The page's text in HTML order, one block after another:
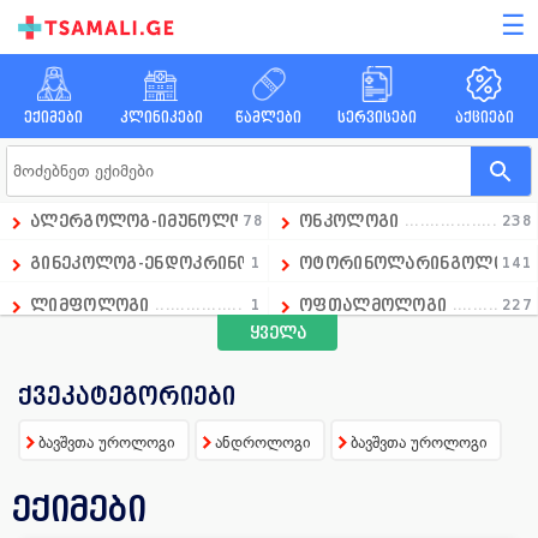
☰
ექიმები კლინიკები წამლები სერვისები აქციები
ალერგოლოგ-იმუნოლოგი
78
გინეკოლოგ-ენდოკრინოლოგი
1
ლიმფოლოგი 1
გადაუდებელი მედიცინის დეპარტამენტის
1
ანდროლოგი
გინეკოლოგი
ონკოლოგი 238
ოტორინოლარინგოლოგი
141
ოფთალმოლოგი 227
ოჯახის ექიმი
ყველა
ქვეკატეგორიები
ბავშვთა უროლოგი ანდროლოგი ბავშვთა უროლოგი
ექიმები